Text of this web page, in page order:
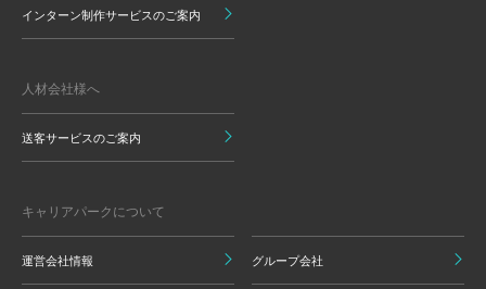
インターン制作サービスのご案内
人材会社様へ
送客サービスのご案内
キャリアパークについて
運営会社情報 グループ会社